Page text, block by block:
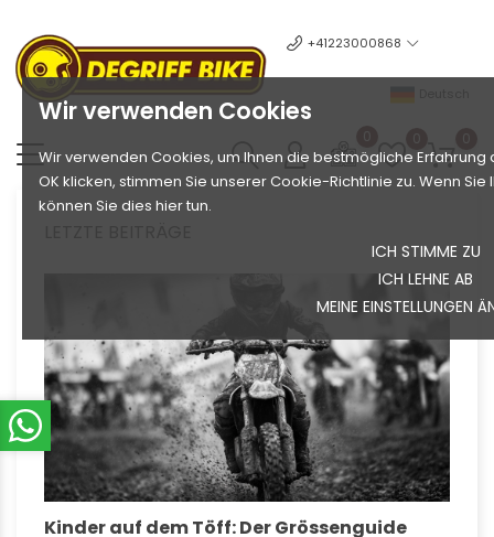
Wir verwenden Cookies
Wir verwenden Cookies, um Ihnen die bestmögliche
OK klicken, stimmen Sie unserer Cookie-Richtlinie zu. Wenn
können Sie dies hier tun.
ICH STIMME ZU
ICH LEHNE AB
MEINE EINSTELLUNGEN
+41223000868
Kinder auf dem Töff: Der Grössenguide